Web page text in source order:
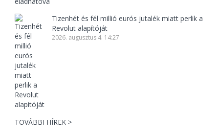
Tizenhét és fél millió eurós jutalék miatt perlik a
Revolut alapítóját
2026. augusztus 4. 14:27
TOVÁBBI HÍREK >